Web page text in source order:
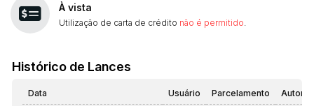
À vista
Utilização de carta de crédito não é permitido
Histórico de Lances
Data Usuário Parcelamento